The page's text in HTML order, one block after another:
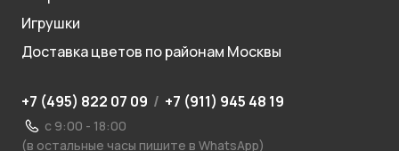
Игрушки
Доставка цветов по районам Москвы
+7 (495) 822 07 09 / +7 (911) 945 48 19
с 9:00 - 18:00
(в остальные часы пишите в WhatsApp)